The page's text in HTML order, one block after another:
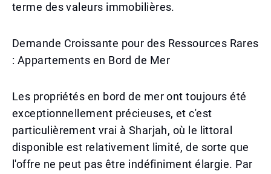
terme des valeurs immobilières.
Demande Croissante pour des Ressources Rares
: Appartements en Bord de Mer
Les propriétés en bord de mer ont toujours été
exceptionnellement précieuses, et c'est
particulièrement vrai à Sharjah, où le littoral
disponible est relativement limité, de sorte que
l'offre ne peut pas être indéfiniment élargie. Par